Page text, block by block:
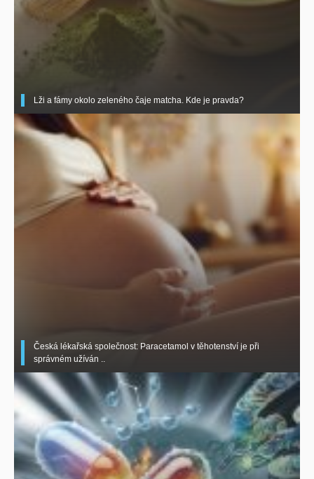
Lži a fámy okolo zeleného čaje matcha. Kde je pravda?
Česká lékařská společnost: Paracetamol v těhotenství je při
správném užíván ..